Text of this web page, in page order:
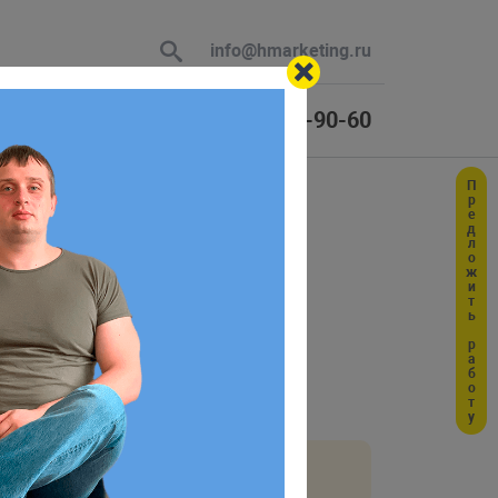
info@hmarketing.ru
+7 (925) 464-90-60
ответ
с учетом
Предложить работу